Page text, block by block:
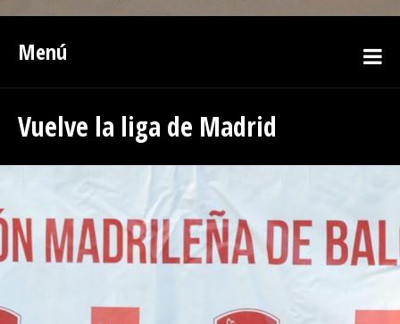
Menú
Vuelve la liga de Madrid